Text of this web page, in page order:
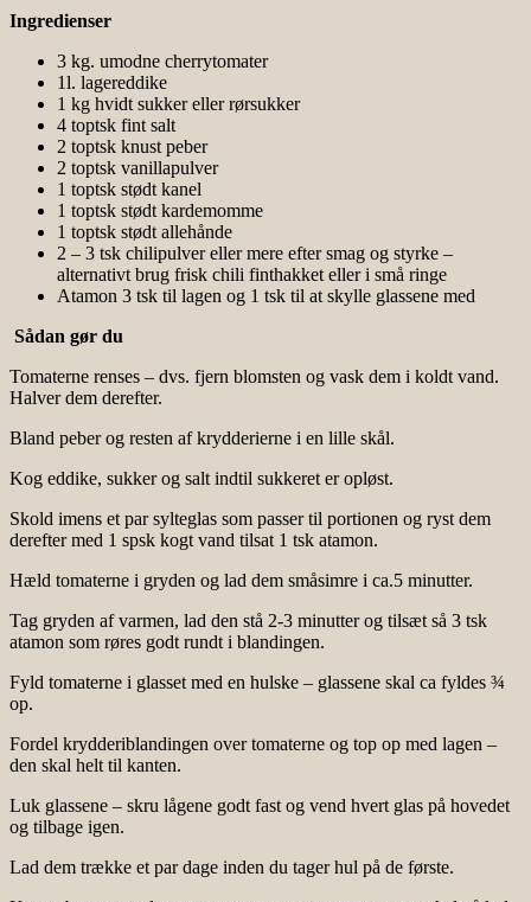
Ingredienser
3 kg. umodne cherrytomater
1l. lagereddike
1 kg hvidt sukker eller rørsukker
4 toptsk fint salt
2 toptsk knust peber
2 toptsk vanillapulver
1 toptsk stødt kanel
1 toptsk stødt kardemomme
1 toptsk stødt allehånde
2 – 3 tsk chilipulver eller mere efter smag og styrke –
alternativt brug frisk chili finthakket eller i små ringe
Atamon 3 tsk til lagen og 1 tsk til at skylle glassene med
Sådan gør du
Tomaterne renses – dvs. fjern blomsten og vask dem i koldt vand.
Halver dem derefter.
Bland peber og resten af krydderierne i en lille skål.
Kog eddike, sukker og salt indtil sukkeret er opløst.
Skold imens et par sylteglas som passer til portionen og ryst dem
derefter med 1 spsk kogt vand tilsat 1 tsk atamon.
Hæld tomaterne i gryden og lad dem småsimre i ca.5 minutter.
Tag gryden af varmen, lad den stå 2-3 minutter og tilsæt så 3 tsk
atamon som røres godt rundt i blandingen.
Fyld tomaterne i glasset med en hulske – glassene skal ca fyldes ¾
op.
Fordel krydderiblandingen over tomaterne og top op med lagen –
den skal helt til kanten.
Luk glassene – skru lågene godt fast og vend hvert glas på hovedet
og tilbage igen.
Lad dem trække et par dage inden du tager hul på de første.